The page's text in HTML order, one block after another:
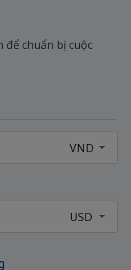
để chuẩn bị cuộc